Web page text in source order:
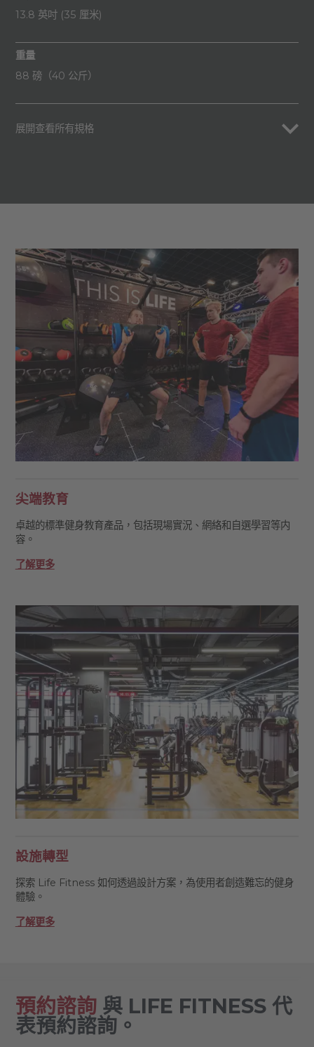
13.8 英吋 (35 厘米)
重量
88 磅（40 公斤）
展開查看所有規格
尖端教育
卓越的標準健身教育產品，包括現場實況、網絡和自選學習等内
容。
了解更多
設施轉型
探索 Life Fitness 如何透過設計方案，為使用者創造難忘的健身
體驗。
了解更多
預約諮詢與 LIFE FITNESS 代
表預約諮詢。